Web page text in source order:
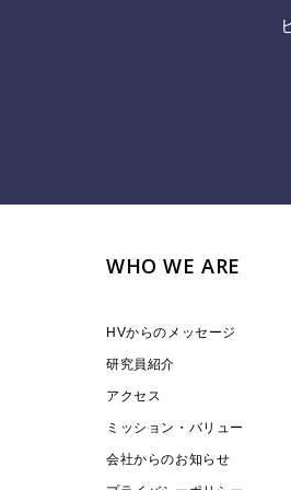
WHO WE ARE
HVからのメッセージ
研究員紹介
アクセス
ミッション・バリュー
会社からのお知らせ